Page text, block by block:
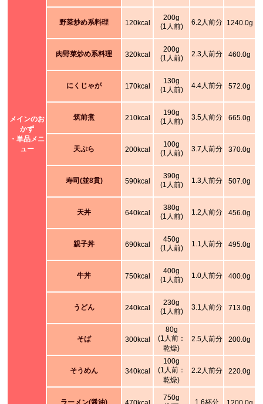
メインのお
かず
・単品メニ
ュー
野菜炒め系料理 120kcal
200g
(1人前)
6.2人前分 1240.0g
肉野菜炒め系料理 320kcal
200g
(1人前)
2.3人前分 460.0g
にくじゃが 170kcal
130g
(1人前)
4.4人前分 572.0g
筑前煮 210kcal
190g
(1人前)
3.5人前分 665.0g
天ぷら 200kcal
100g
(1人前)
3.7人前分 370.0g
寿司(並8貫) 590kcal
390g
(1人前)
1.3人前分 507.0g
天丼 640kcal
380g
(1人前)
1.2人前分 456.0g
親子丼 690kcal
450g
(1人前)
1.1人前分 495.0g
牛丼 750kcal
400g
(1人前)
1.0人前分 400.0g
うどん 240kcal
230g
(1人前)
3.1人前分 713.0g
そば 300kcal
80g
(1人前：
乾燥)
2.5人前分 200.0g
そうめん 340kcal
100g
(1人前：
乾燥)
2.2人前分 220.0g
ラーメン(醤油)
750g
1.6杯分